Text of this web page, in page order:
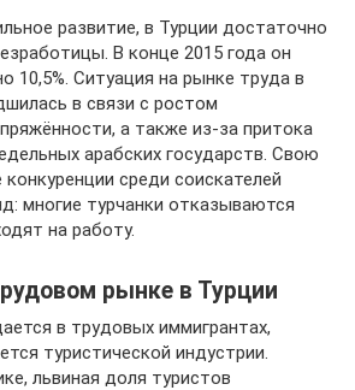
развитие, в Турции достаточно
В конце 2015 года он
10,5%. Ситуация на рынке труда в
в связи с ростом
а также из-за притока
арабских государств. Свою
конкуренции среди соискателей
многие турчанки отказываются
на работу.
рынке в Турции
в трудовых иммигрантах,
туристической индустрии.
львиная доля туристов